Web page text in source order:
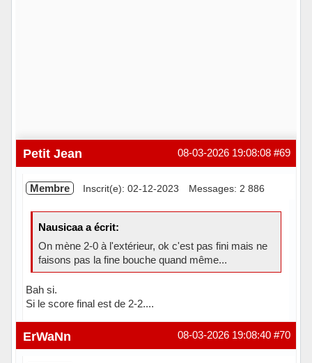
#69
08-03-2026 19:08:08
Petit Jean
Membre Inscrit(e): 02-12-2023 Messages: 2 886
Nausicaa a écrit:
On mène 2-0 à l'extérieur, ok c'est pas fini mais ne
faisons pas la fine bouche quand même...
Bah si.
Si le score final est de 2-2....
Hors ligne #70
08-03-2026 19:08:40
ErWaNn